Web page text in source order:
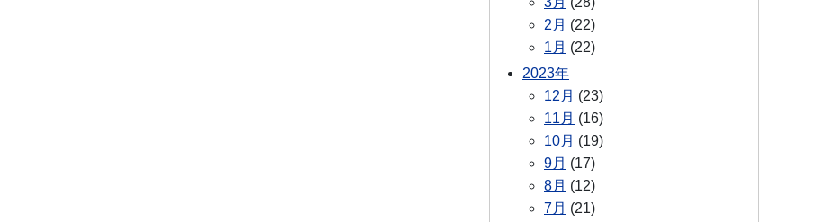
2月 (22)
1月 (22)
2023年
12月 (23)
11月 (16)
10月 (19)
9月 (17)
8月 (12)
7月 (21)